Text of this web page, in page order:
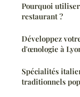
Pourquoi
restaurant ?
Développez
d'œnologie à
Spécialités
traditionnels